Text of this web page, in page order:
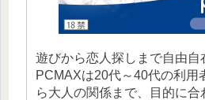
遊びから恋人探しまで自由自
PCMAXは20代～40代の利用
ら大人の関係まで、目的に